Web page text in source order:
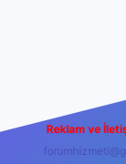
Reklam ve